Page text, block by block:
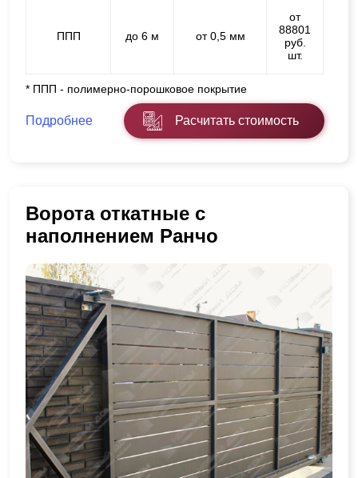
ППП до 6 м от 0,5 мм
от
88801
руб.
шт.
* ППП - полимерно-порошковое покрытие
Подробнее Расчитать стоимость
Ворота откатные с
наполнением Ранчо